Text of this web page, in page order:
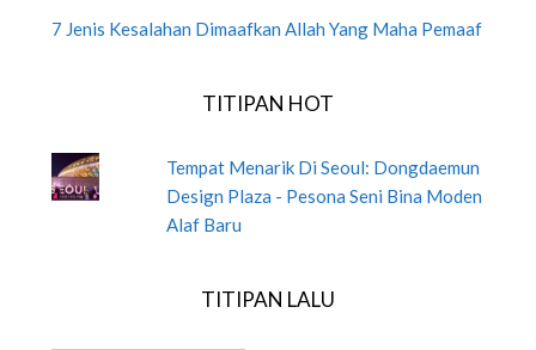
7 Jenis Kesalahan Dimaafkan Allah Yang Maha Pemaaf
TITIPAN HOT
Tempat Menarik Di Seoul: Dongdaemun
Design Plaza - Pesona Seni Bina Moden
Alaf Baru
TITIPAN LALU